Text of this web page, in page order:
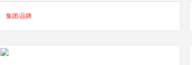
技术力量雄厚，日生产木箱1000多个，卡板8000多个。林格储物包
装产品自主研发，拥有航空木箱、航空卡板，折叠钢箱，等多项专
集团/品牌